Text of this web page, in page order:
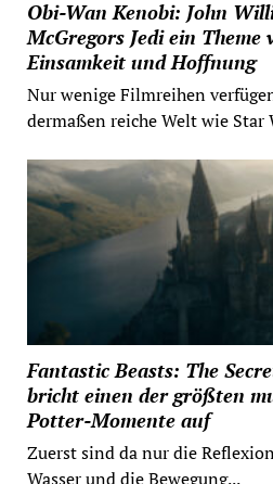
Obi-Wan Kenobi: John
McGregors Jedi ein Theme
Einsamkeit und Hoffnung
Nur wenige Filmreihen
dermaßen reiche Welt wie Star
Fantastic Beasts: The
bricht einen der größten
Potter-Momente auf
Zuerst sind da nur die
Wasser und die Bewegung...